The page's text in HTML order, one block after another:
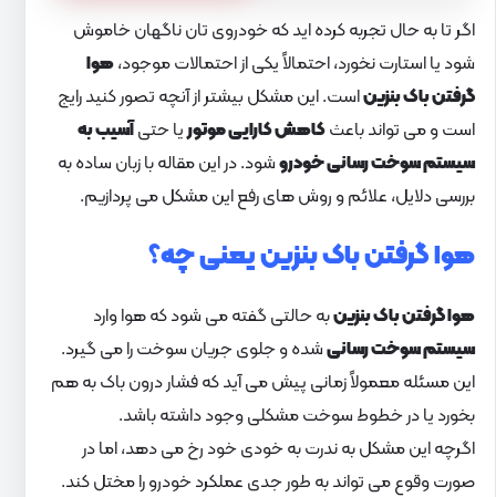
اگر تا به حال تجربه کرده اید که خودروی تان ناگهان خاموش
شود یا استارت نخورد، احتمالاً یکی از احتمالات موجود،هوا
گرفتن باک بنزیناست. این مشکل بیشتر از آنچه تصور کنید رایج
است و می تواند باعثکاهش کارایی موتوریا حتیآسیب به
سیستم سوخت رسانی خودروشود. در این مقاله با زبان ساده به
بررسی دلایل، علائم و روش های رفع این مشکل می پردازیم.
هوا گرفتن باک بنزین یعنی چه؟
هوا گرفتن باک بنزینبه حالتی گفته می شود که هوا وارد
سیستم سوخت رسانیشده و جلوی جریان سوخت را می گیرد.
این مسئله معمولاً زمانی پیش می آید که فشار درون باک به هم
بخورد یا در خطوط سوخت مشکلی وجود داشته باشد.
اگرچه این مشکل به ندرت به خودی خود رخ می دهد، اما در
صورت وقوع می تواند به طور جدی عملکرد خودرو را مختل کند.